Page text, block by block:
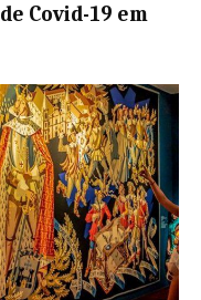
Covid-19 em